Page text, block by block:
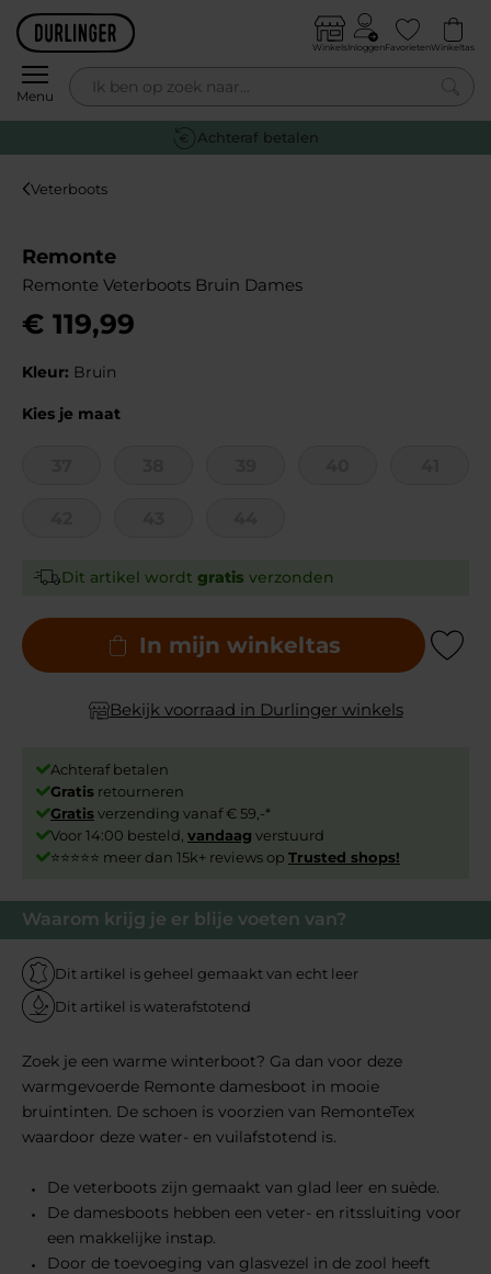
Skip to content
Menu
WinkelsInloggenFavorietenWinkeltas
0
Achteraf betalen
Veterboots
Waarom krijg je er blije voeten van?
Dit artikel is geheel gemaakt van echt leer
Dit artikel is waterafstotend
Zoek je een warme winterboot? Ga dan voor deze
warmgevoerde Remonte damesboot in mooie
bruintinten. De schoen is voorzien van RemonteTex
waardoor deze water- en vuilafstotend is.
De veterboots zijn gemaakt van glad leer en suède.
De damesboots hebben een veter- en ritssluiting voor
een makkelijke instap.
Door de toevoeging van glasvezel in de zool heeft
Remonte
Remonte Veterboots Bruin Dames
€ 119,99
Kleur: Bruin
Kies je maat
Dit artikel wordt gratis verzonden
In mijn winkeltas Add to
Bekijk voorraad in Durlinger winkels
Achteraf betalen
Gratis retourneren
Gratisverzending vanaf € 59,-*
Voor 14:00 besteld, vandaag verstuurd
⭐⭐⭐⭐⭐ meer dan 15k+ reviews op Trusted shops!